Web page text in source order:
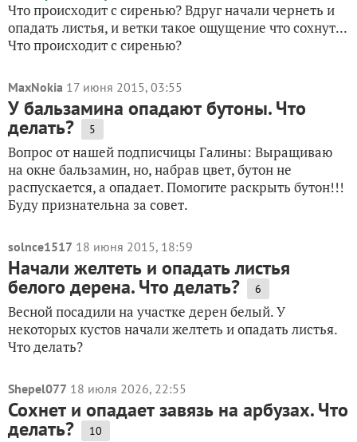
Что происходит с сиренью? Вдруг начали чернеть и
опадать листья, и ветки такое ощущение что сохнут...
Что происходит с сиренью?
MaxNokia 17 июня 2015, 03:55
У бальзамина опадают бутоны. Что
делать? 5
Вопрос от нашей подписчицы Галины: Выращиваю
на окне бальзамин, но, набрав цвет, бутон не
распускается, а опадает. Помогите раскрыть бутон!!!
Буду признательна за совет.
solnce1517 18 июня 2015, 18:59
Начали желтеть и опадать листья
белого дерена. Что делать? 6
Весной посадили на участке дерен белый. У
некоторых кустов начали желтеть и опадать листья.
Что делать?
Shepel077 18 июля 2026, 22:55
Сохнет и опадает завязь на арбузах. Что
делать? 10